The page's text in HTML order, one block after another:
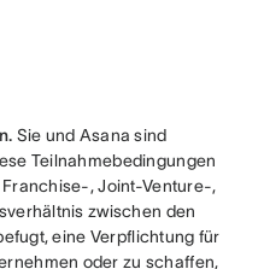
Sie und Asana sind
Teilnahmebedingungen
, Joint-Venture-,
zwischen den
eine Verpflichtung für
oder zu schaffen,